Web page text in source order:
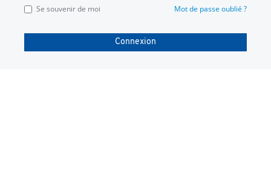
Se souvenir de moi Mot de passe oublié ?